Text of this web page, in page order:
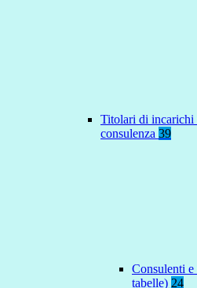
Titolari di incarichi
consulenza 39
Consulenti
tabelle) 24